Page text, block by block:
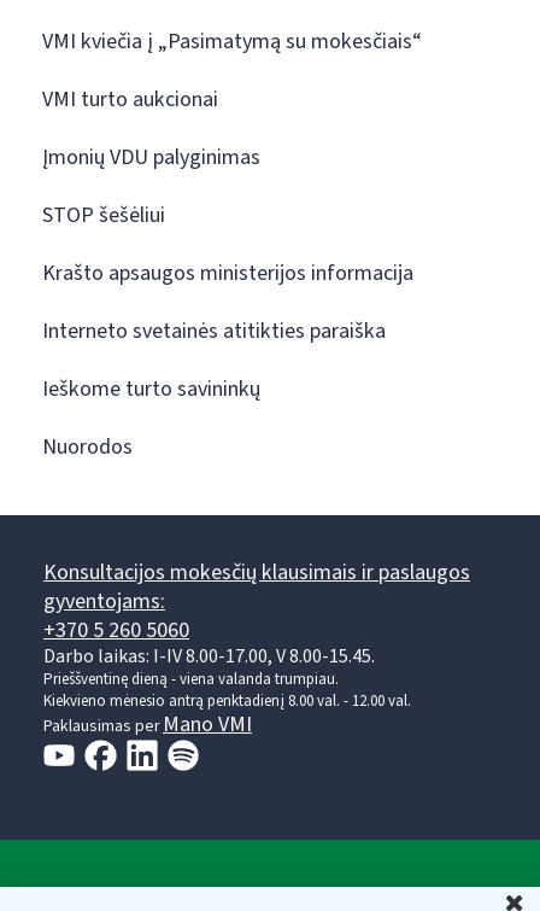
VMI kviečia į „Pasimatymą su mokesčiais“
VMI turto aukcionai
Įmonių VDU palyginimas
STOP šešėliui
Krašto apsaugos ministerijos informacija
Interneto svetainės atitikties paraiška
Ieškome turto savininkų
Nuorodos
Konsultacijos mokesčių klausimais ir paslaugos
gyventojams:
+370 5 260 5060
Darbo laikas: I-IV 8.00-17.00, V 8.00-15.45.
Prieššventinę dieną - viena valanda trumpiau.
Kiekvieno mėnesio antrą penktadienį 8.00 val. - 12.00 val.
Paklausimas per Mano VMI